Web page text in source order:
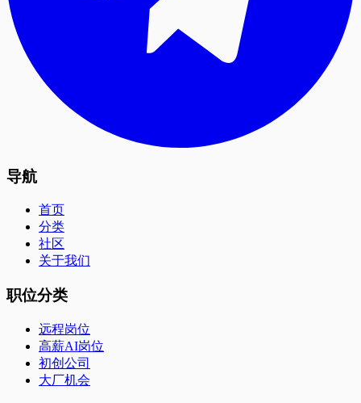
导航
首页
分类
社区
关于我们
职位分类
远程岗位
高薪AI岗位
初创公司
大厂机会